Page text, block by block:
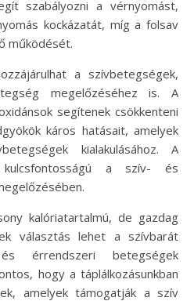
szabályozni a vérnyomást,
kockázatát, míg a folsav
működését.
a szívbetegségek,
megelőzéséhez is. A
segítenek csökkenteni
káros hatásait, amelyek
kialakulásához. A
kulcsfontosságú a szív- és
kalóriatartalmú, de gazdag
választás lehet a szívbarát
érrendszeri betegségek
hogy a táplálkozásunkban
amelyek támogatják a szív